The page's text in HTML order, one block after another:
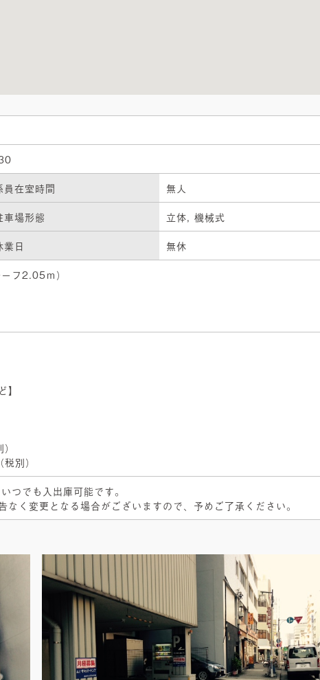
員在室時間
無人
車場形態
立体, 機械式
業日
無休
フ2.05ｍ）
別）
つでも入出庫可能です。
く変更となる場合がございますので、予めご了承ください。